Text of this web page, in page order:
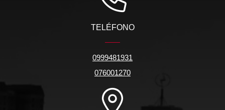
TELÉFONO
0999481931
076001270